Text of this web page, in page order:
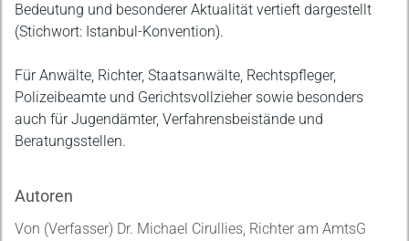
Bedeutung und besonderer Aktualität vertieft dargestellt
(Stichwort: Istanbul-Konvention).
Für Anwälte, Richter, Staatsanwälte, Rechtspfleger,
Polizeibeamte und Gerichtsvollzieher sowie besonders
auch für Jugendämter, Verfahrensbeistände und
Beratungsstellen.
Autoren
Von (Verfasser) Dr. Michael Cirullies, Richter am AmtsG